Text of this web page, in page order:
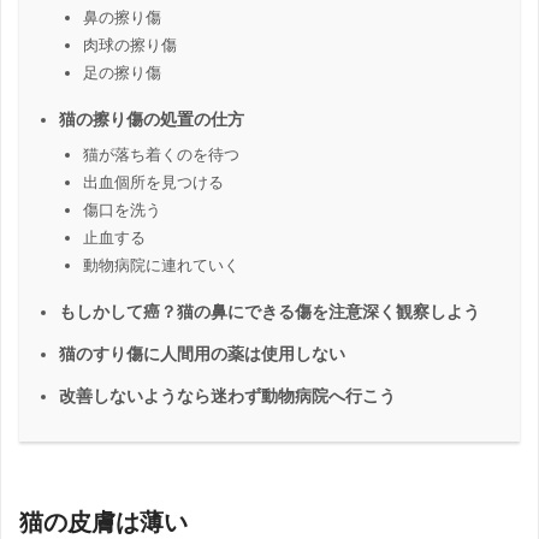
鼻の擦り傷
肉球の擦り傷
足の擦り傷
猫の擦り傷の処置の仕方
猫が落ち着くのを待つ
出血個所を見つける
傷口を洗う
止血する
動物病院に連れていく
もしかして癌？猫の鼻にできる傷を注意深く観察しよう
猫のすり傷に人間用の薬は使用しない
改善しないようなら迷わず動物病院へ行こう
猫の皮膚は薄い